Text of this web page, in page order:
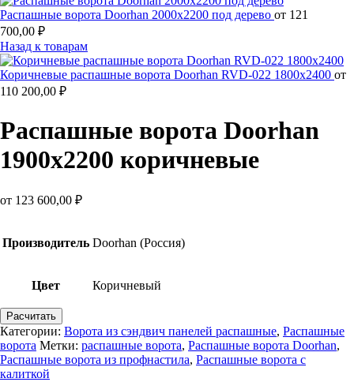
Распашные ворота Doorhan 2000х2200 под дерево от 121
700,00 ₽
Назад к товарам
Коричневые распашные ворота Doorhan RVD-022 1800х2400 от
110 200,00 ₽
Распашные ворота Doorhan
1900х2200 коричневые
от 123 600,00 ₽
Производитель Doorhan (Россия)
Цвет Коричневый
Расчитать
Категории: Ворота из сэндвич панелей распашные, Распашные
ворота Метки: распашные ворота, Распашные ворота Doorhan,
Распашные ворота из профнастила, Распашные ворота с
калиткой